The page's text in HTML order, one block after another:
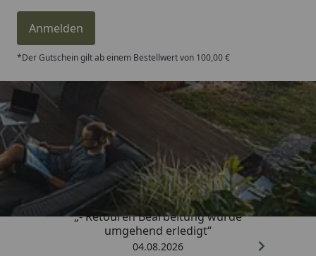
Anmelden
*Der Gutschein gilt ab einem Bestellwert von 100,00 €
Trusted Shops
4,81/ 5
„- Retouren Bearbeitung wurde
umgehend erledigt“
04.08.2026